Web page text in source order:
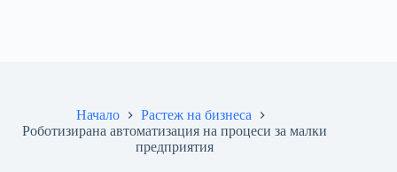
Начало
Растеж на бизнеса
Роботизирана автоматизация на процеси за малки
предприятия